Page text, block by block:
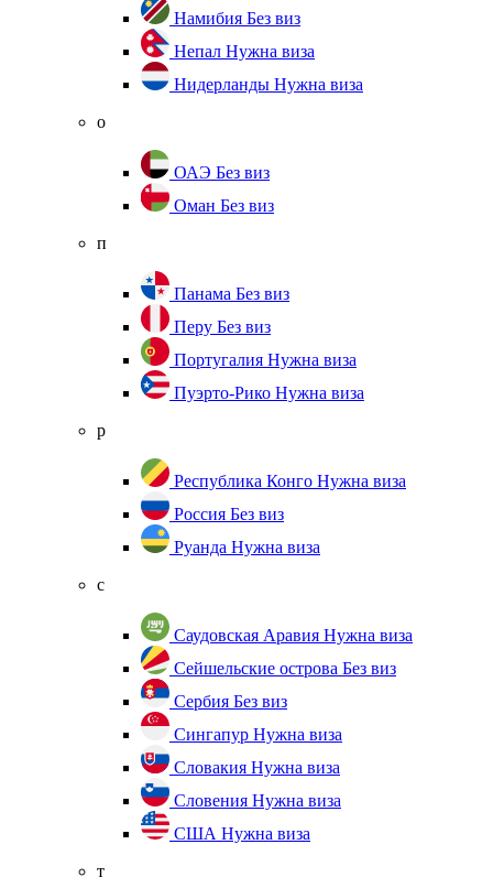
Намибия Без виз
Непал Нужна виза
Нидерланды Нужна виза
о
ОАЭ Без виз
Оман Без виз
п
Панама Без виз
Перу Без виз
Португалия Нужна виза
Пуэрто-Рико Нужна виза
р
Республика Конго Нужна виза
Россия Без виз
Руанда Нужна виза
с
Саудовская Аравия Нужна виза
Сейшельские острова Без виз
Сербия Без виз
Сингапур Нужна виза
Словакия Нужна виза
Словения Нужна виза
США Нужна виза
т